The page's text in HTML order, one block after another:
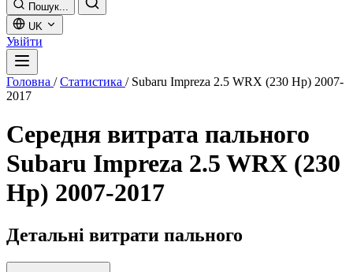
Пошук...
UK
Увійти
Головна / Статистика / Subaru Impreza 2.5 WRX (230 Hp) 2007-
2017
Середня витрата пального
Subaru Impreza 2.5 WRX (230
Hp) 2007-2017
Детальні витрати пального